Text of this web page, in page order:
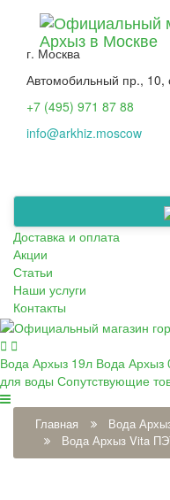
г. Москва
Автомобильный пр., 10,
+7 (495) 971 87 88
info@arkhiz.moscow
Вода
Вода Архыз
Кулеры
Доставка и оплата
Акции
Статьи
Наши услуги
Контакты
Вода Архыз 19л Вода Архыз
для воды Сопутствующие
Главная
Вода
Вода Архыз Vita